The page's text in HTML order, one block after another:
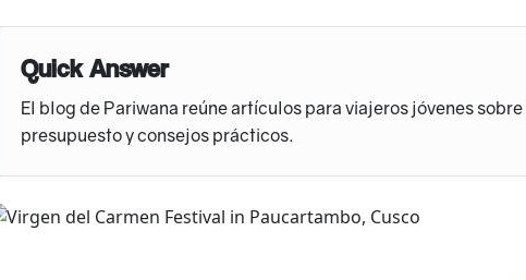
Quick Answer
El blog de Pariwana reúne artículos para viajeros jóvenes
presupuesto y consejos prácticos.